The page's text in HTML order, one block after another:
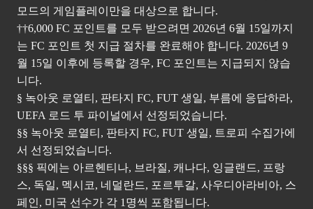
모드의 게임플레이만을 대상으로 합니다.
††6,000 FC 포인트를 모두 받으려면 2026년 6월 15일까지
는 FC 포인트 첫 지급 절차를 완료해야 합니다. 2026년 9
월 15일 이후에 등록할 경우, FC 포인트는 지급되지 않습
니다.
§ 녹아웃 로열티, 판타지 FC, FUT 생일, 부름에 응답하라,
UEFA 로드 투 파이널에서 선정되었습니다.
§§ 녹아웃 로열티, 판타지 FC, FUT 생일, 트로피 수집가에
서 선정되었습니다.
§§§ 픽에는 아르헨티나, 브라질, 캐나다, 잉글랜드, 프랑
스, 독일, 멕시코, 네덜란드, 포르투갈, 사우디아라비아, 스
페인, 미국 선수가 각 1명씩 포함됩니다.